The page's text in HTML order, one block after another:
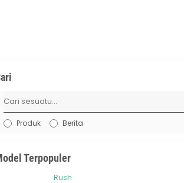
Produk Berita
Terpopuler
Rush